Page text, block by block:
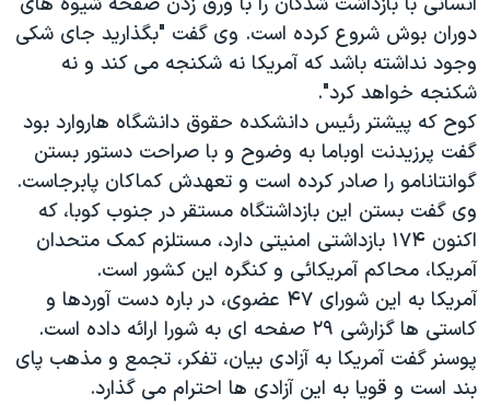
دوران بوش شروع کرده است. وی گفت "بگذاريد جای شکی
وجود نداشته باشد که آمريکا نه شکنجه می کند و نه
شکنجه خواهد کرد".
کوح که پيشتر رئيس دانشکده حقوق دانشگاه هاروارد بود
گفت پرزيدنت اوباما به وضوح و با صراحت دستور بستن
گوانتانامو را صادر کرده است و تعهدش کماکان پابرجاست.
وی گفت بستن اين بازداشتگاه مستقر در جنوب کوبا، که
اکنون ۱۷۴ بازداشتی امنيتی دارد، مستلزم کمک متحدان
آمريکا، محاکم آمريکائی و کنگره اين کشور است.
آمريکا به اين شورای ۴۷ عضوی، در باره دست آوردها و
کاستی ها گزارشی ۲۹ صفحه ای به شورا ارائه داده است.
پوسنر گفت آمريکا به آزادی بيان، تفکر، تجمع و مذهب پای
بند است و قويا به اين آزادی ها احترام می گذارد.